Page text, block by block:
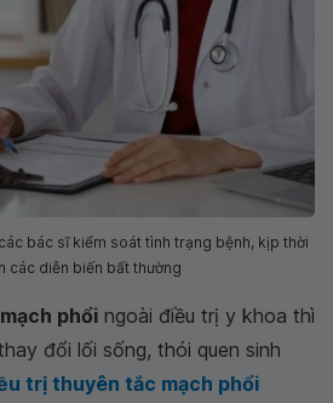
bác sĩ kiểm soát tình trạng bệnh, kịp thời
các diễn biến bất thường
phổi ngoài điều trị y khoa thì
đổi lối sống, thói quen sinh
trị thuyên tắc mạch phổi